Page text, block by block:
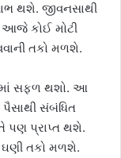
થશે. જીવનસાથી
આજે કોઈ મોટી
તકો મળશે.
સફળ થશો. આ
સંબંધિત
પણ પ્રાપ્ત થશે.
તકો મળશે.